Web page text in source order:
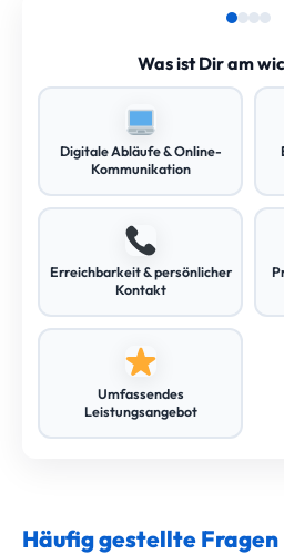
Was ist Dir am
Digitale Abläufe & Online-
Kommunikation
Erreichbarkeit & persönlicher
Kontakt
Umfassendes
Leistungsangebot
Häufig gestellte Fragen